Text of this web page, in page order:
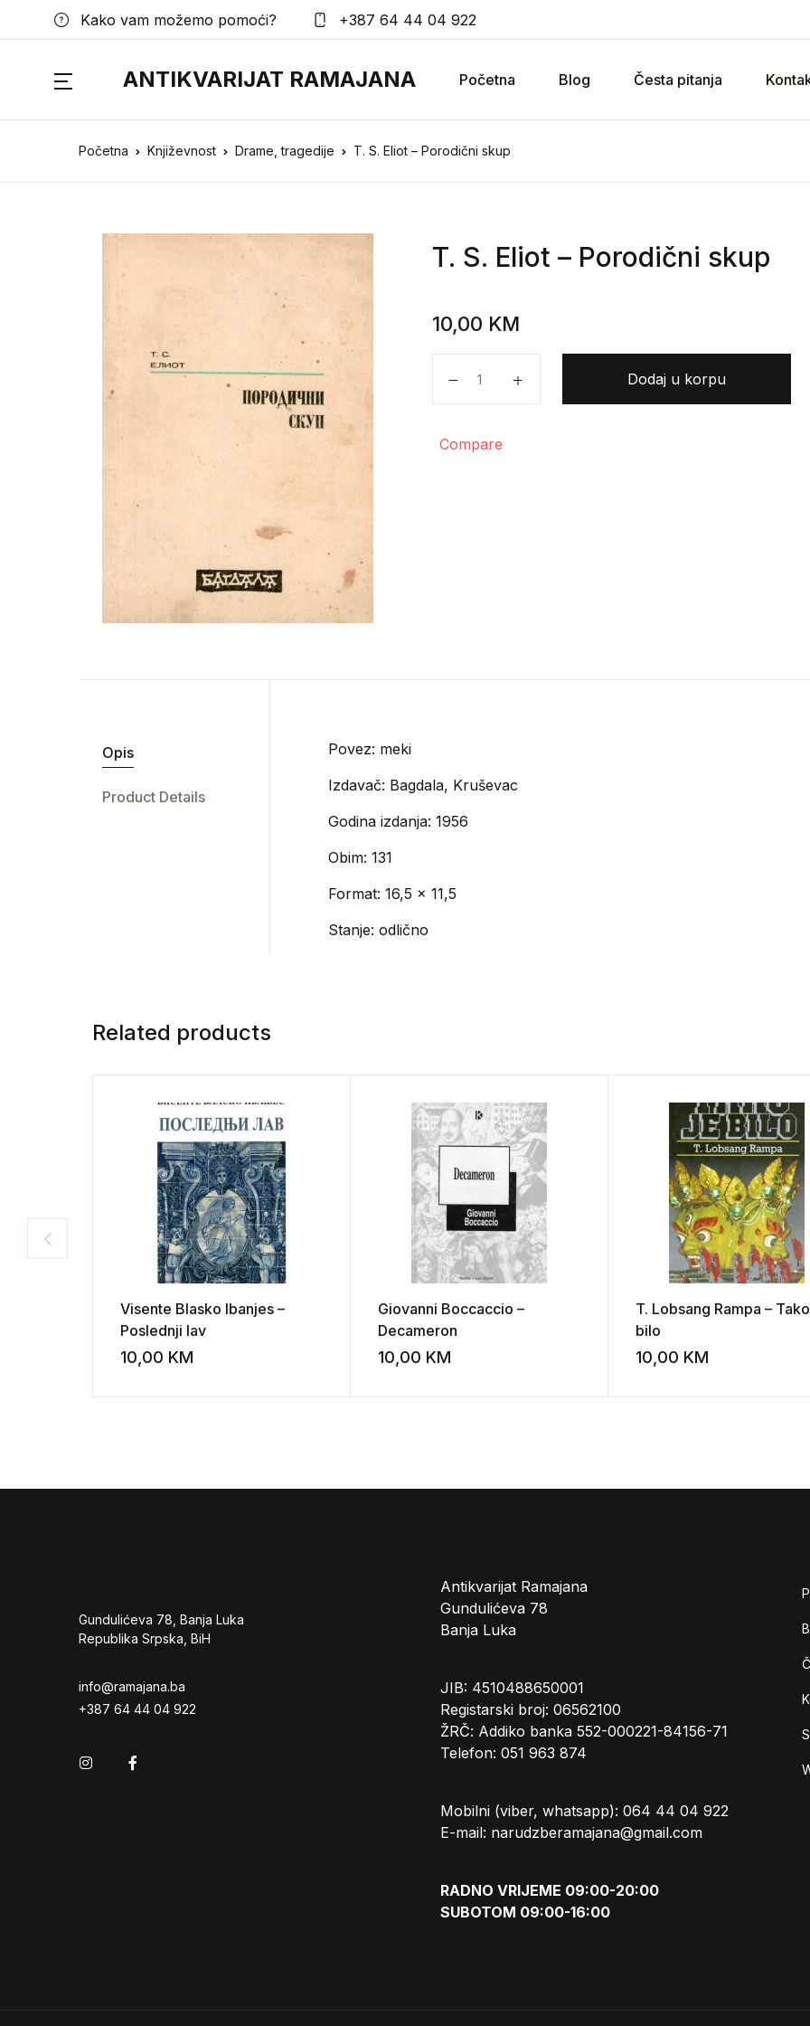
Kako vam možemo pomoći? +387 64 44 04 922
ANTIKVARIJAT RAMAJANA Početna Blog Česta pitanja
Početna Književnost Drame, tragedije T. S. Eliot – Porodični skup
T. S. Eliot – Porodični skup
10,00 KM
Dodaj u korpu
Compare
Opis
Product Details
Povez: meki
Izdavač: Bagdala, Kruševac
Godina izdanja: 1956
Obim: 131
Format: 16,5 x 11,5
Stanje: odlično
Related products
Visente Blasko Ibanjes –
Poslednji lav
10,00 KM Add to wishlist
Giovanni Boccaccio –
Decameron
10,00 KM Add to wishlist
T. Lobsang Rampa –
bilo
10,00 KM
Gundulićeva 78, Banja Luka
Republika Srpska, BiH
info@ramajana.ba
+387 64 44 04 922
Instagram
Antikvarijat Ramajana
Gundulićeva 78
Banja Luka
JIB: 4510488650001
Registarski broj: 06562100
ŽRČ: Addiko banka 552-000221-84156-71
Telefon: 051 963 874
Mobilni (viber, whatsapp): 064 44 04 922
E-mail: narudzberamajana@gmail.com
RADNO VRIJEME 09:00-20:00
SUBOTOM 09:00-16:00